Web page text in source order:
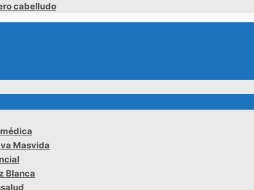
cabelludo
Masvida
Blanca